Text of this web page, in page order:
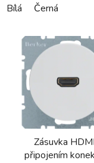
Bílá Černá
Zásuvka
připojením